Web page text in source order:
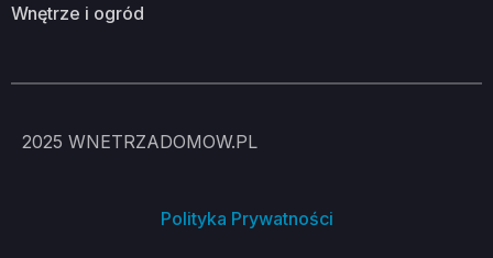
wnętrze i ogród
2025 WNETRZADOMOW.PL
Polityka Prywatności